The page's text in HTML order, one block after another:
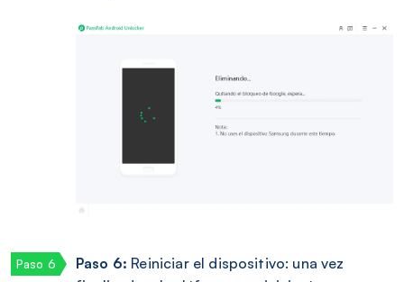
Paso 6: Reiniciar el dispositivo: una vez